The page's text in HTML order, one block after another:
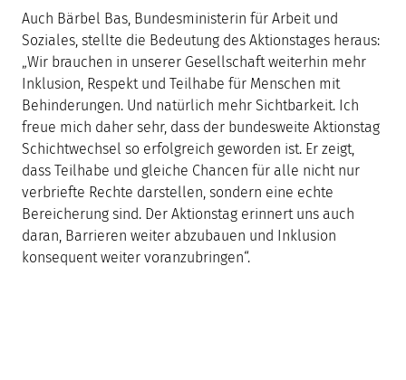
Auch Bärbel Bas, Bundesministerin für Arbeit und
Soziales, stellte die Bedeutung des Aktionstages heraus:
„Wir brauchen in unserer Gesellschaft weiterhin mehr
Inklusion, Respekt und Teilhabe für Menschen mit
Behinderungen. Und natürlich mehr Sichtbarkeit. Ich
freue mich daher sehr, dass der bundesweite Aktionstag
Schichtwechsel so erfolgreich geworden ist. Er zeigt,
dass Teilhabe und gleiche Chancen für alle nicht nur
verbriefte Rechte darstellen, sondern eine echte
Bereicherung sind. Der Aktionstag erinnert uns auch
daran, Barrieren weiter abzubauen und Inklusion
konsequent weiter voranzubringen“.